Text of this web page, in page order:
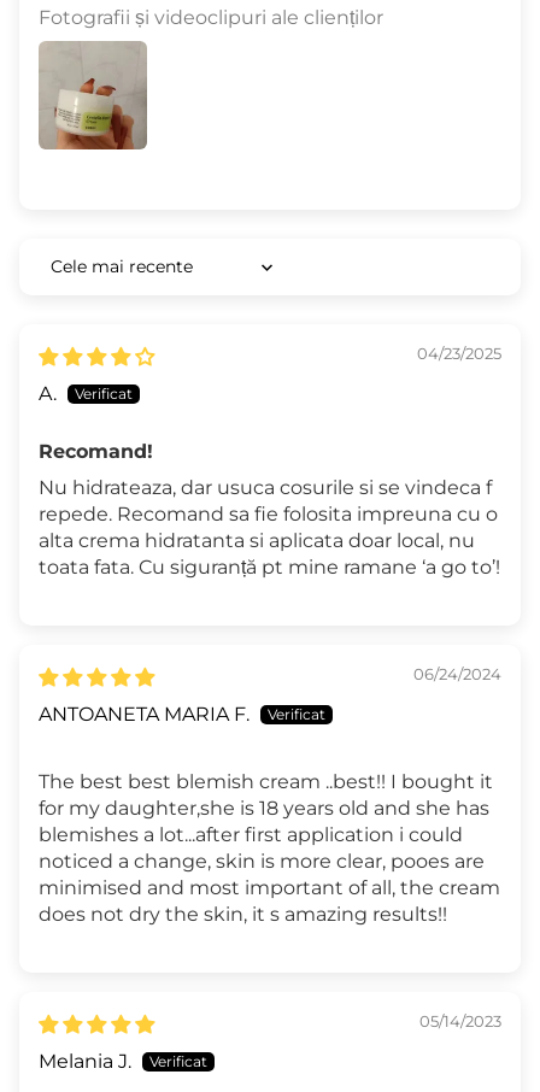
Fotografii și videoclipuri ale clienților
Sort by
04/23/2025
A.
Recomand!
Nu hidrateaza, dar usuca cosurile si se vindeca f
repede. Recomand sa fie folosita impreuna cu o
alta crema hidratanta si aplicata doar local, nu
toata fata. Cu siguranță pt mine ramane ‘a go to’!
06/24/2024
ANTOANETA MARIA F.
The best best blemish cream ..best!! I bought it
for my daughter,she is 18 years old and she has
blemishes a lot...after first application i could
noticed a change, skin is more clear, pooes are
minimised and most important of all, the cream
does not dry the skin, it s amazing results!!
05/14/2023
Melania J.